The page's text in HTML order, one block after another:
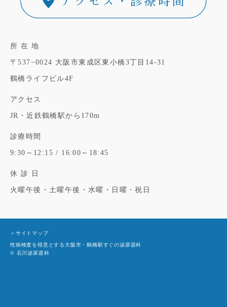
所 在 地
〒537−0024 大阪市東成区東小橋3丁目14-31
鶴橋ライフビル4F
アクセス
JR・近鉄鶴橋駅から170m
診療時間
9:30～12:15 / 16:00～18:45
休 診 日
火曜午後・土曜午後・水曜・日曜・祝日
＞サイトマップ
性病検査を得意とする大阪市・鶴橋駅すぐの泌尿器科
© 石川泌尿器科